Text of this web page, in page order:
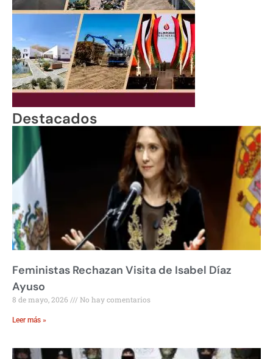
Destacados
Feministas Rechazan Visita de Isabel Díaz
Ayuso
8 de mayo, 2026 No hay comentarios
Leer más »